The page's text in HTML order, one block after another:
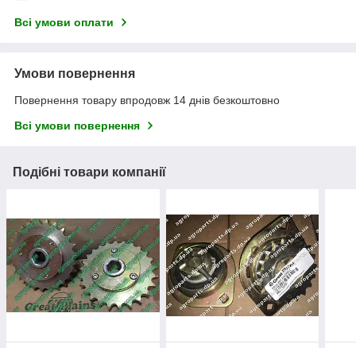
Всі умови оплати
Умови повернення
Повернення товару впродовж 14 днів безкоштовно
Всі умови повернення
Подібні товари компанії